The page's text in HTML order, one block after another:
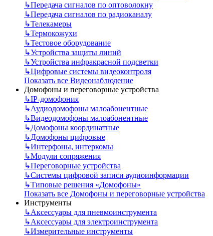
↳Передача сигналов по оптоволокну
↳Передача сигналов по радиоканалу
↳Телекамеры
↳Термокожухи
↳Тестовое оборудование
↳Устройства защиты линий
↳Устройства инфракрасной подсветки
↳Цифровые системы видеоконтроля
Показать все Видеонаблюдение
Домофоны и переговорные устройства
↳IP-домофония
↳Аудиодомофоны малоабонентные
↳Видеодомофоны малоабонентные
↳Домофоны координатные
↳Домофоны цифровые
↳Интерфоны, интеркомы
↳Модули сопряжения
↳Переговорные устройства
↳Системы цифровой записи аудиоинформации
↳Типовые решения «Домофоны»
Показать все Домофоны и переговорные устройства
Инструменты
↳Аксессуары для пневмоинструмента
↳Аксессуары для электроинструмента
↳Измерительные инструменты